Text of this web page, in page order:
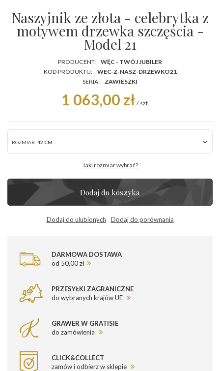
Naszyjnik ze złota - celebrytka z
motywem drzewka szczęścia -
Model 21
PRODUCENT:
WĘC - TWÓJ JUBILER
KOD PRODUKTU:
WEC-Z-NASZ-DRZEWKO21
SERIA:
ZAWIESZKI
1 063,00 zł / szt.
ROZMIAR: 42 CM
Jaki rozmiar wybrać?
Dodaj do koszyka
Dodaj do ulubionych Dodaj do porównania
DARMOWA DOSTAWA
od 50,00 zł
PRZESYŁKI ZAGRANICZNE
do wybranych krajów UE
GRAWER W GRATISIE
do zamówienia
CLICK&COLLECT
zamów i odbierz w sklepie